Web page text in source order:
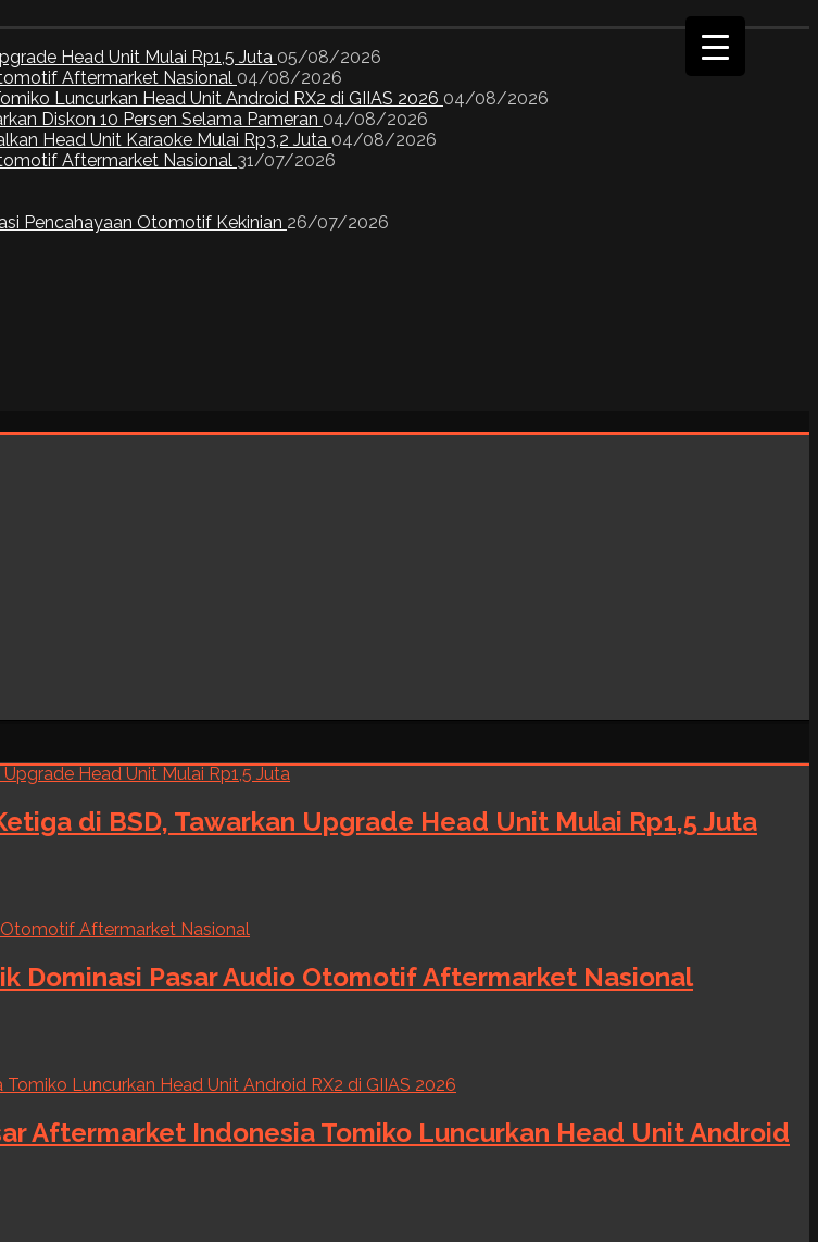
Head Unit Mulai Rp1,5 Juta 05/08/2026
Aftermarket Nasional 04/08/2026
Luncurkan Head Unit Android RX2 di GIIAS 2026 04/08/2026
Diskon 10 Persen Selama Pameran 04/08/2026
Head Unit Karaoke Mulai Rp3,2 Juta 04/08/2026
Aftermarket Nasional 31/07/2026
Pencahayaan Otomotif Kekinian 26/07/2026
di BSD, Tawarkan Upgrade Head Unit Mulai Rp1,5 Juta
Dominasi Pasar Audio Otomotif Aftermarket Nasional
Aftermarket Indonesia Tomiko Luncurkan Head Unit Android